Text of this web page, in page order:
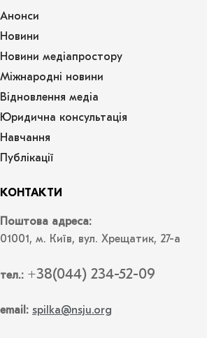
Анонси
Новини
Новини медіапростору
Міжнародні новини
Відновлення медіа
Юридична консультація
Навчання
Публікації
КОНТАКТИ
Поштова адреса:
01001, м. Київ, вул. Хрещатик, 27-а
тел.: +38(044) 234-52-09
email: spilka@nsju.org